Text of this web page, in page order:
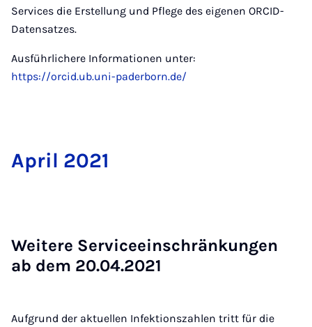
Services die Erstellung und Pflege des eigenen ORCID-
Datensatzes.
Ausführlichere Informationen unter:
https://orcid.ub.uni-paderborn.de/
April 2021
Wei­te­re Ser­vice­ein­schrän­kun­gen
ab dem 20.04.2021
Aufgrund der aktuellen Infektionszahlen tritt für die